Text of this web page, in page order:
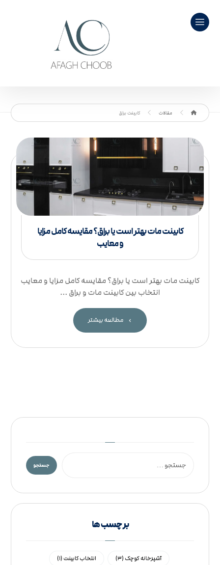
مقالات کابینت براق
کابینت مات بهتر است یا براق؟ مقایسه کامل مزایا
و معایب
کابینت مات بهتر است یا براق؟ مقایسه کامل مزایا و معایب
انتخاب بین کابینت مات و براق ...
مطالعه بیشتر
بر چسب ها
آشپزخانه کوچک (۳) انتخاب کابینت (۱)